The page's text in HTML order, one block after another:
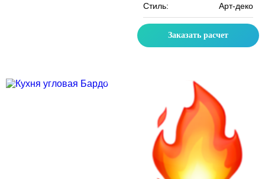
Стиль:
Арт-деко
Заказать расчет